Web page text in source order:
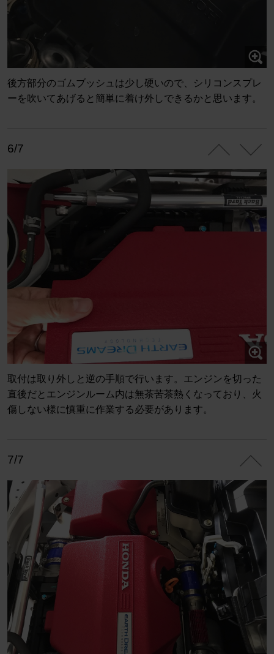
後方部分のゴムブッシュは少し硬いので、シリコンスプレ
ーを吹いてあげると簡単に着け外しできるかと思います。
6/7
取付は取り外しと逆の手順で行います。エンジンを切った
直後だとエンジンルーム内は無茶苦茶熱くなっており、火
傷しない様に慎重に作業する必要があります。
7/7